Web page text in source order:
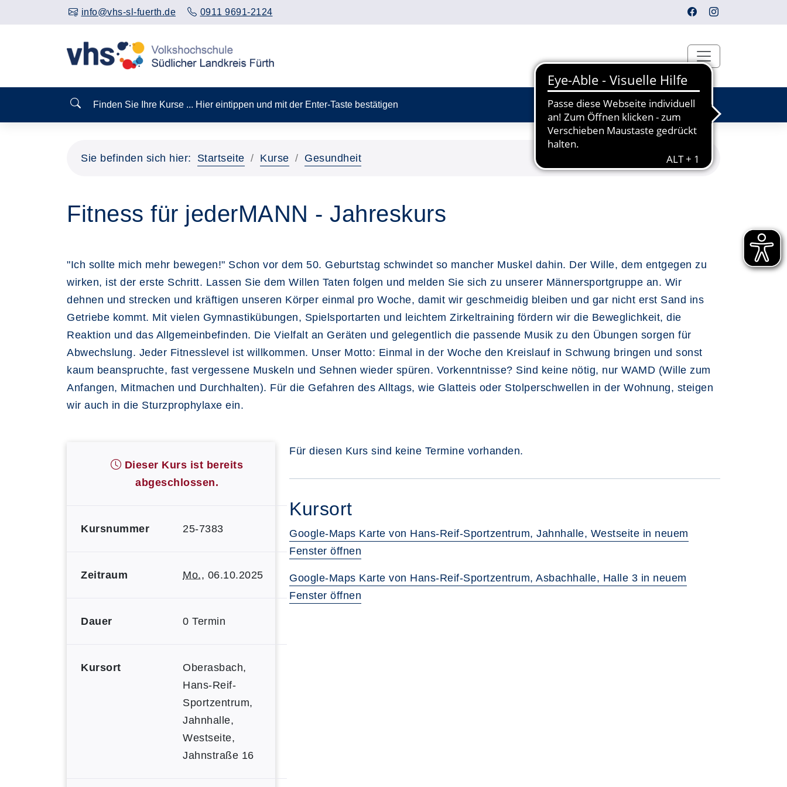
info@vhs-sl-fuerth.de 0911 9691-2124
Finden Sie Ihre Kurse ... Hier eintippen und mit der Enter-Taste bestätigen
Sie befinden sich hier: Startseite Kurse Gesundheit
Fitness für jederMANN - Jahreskurs
"Ich sollte mich mehr bewegen!" Schon vor dem 50. Geburtstag schwindet so mancher Muskel dahin. Der Wille, dem entgegen zu
wirken, ist der erste Schritt. Lassen Sie dem Willen Taten folgen und melden Sie sich zu unserer Männersportgruppe an. Wir
dehnen und strecken und kräftigen unseren Körper einmal pro Woche, damit wir geschmeidig bleiben und gar nicht erst Sand ins
Getriebe kommt. Mit vielen Gymnastikübungen, Spielsportarten und leichtem Zirkeltraining fördern wir die Beweglichkeit, die
Reaktion und das Allgemeinbefinden. Die Vielfalt an Geräten und gelegentlich die passende Musik zu den Übungen sorgen für
Abwechslung. Jeder Fitnesslevel ist willkommen. Unser Motto: Einmal in der Woche den Kreislauf in Schwung bringen und sonst
kaum beanspruchte, fast vergessene Muskeln und Sehnen wieder spüren. Vorkenntnisse? Sind keine nötig, nur WAMD (Wille zum
Anfangen, Mitmachen und Durchhalten). Für die Gefahren des Alltags, wie Glatteis oder Stolperschwellen in der Wohnung, steigen
wir auch in die Sturzprophylaxe ein.
Dieser Kurs ist bereits
abgeschlossen.
Kursnummer 25-7383
Zeitraum Mo., 06.10.2025
Dauer 0 Termin
Kursort
Oberasbach,
Hans-Reif-
Sportzentrum,
Jahnhalle,
Westseite,
Jahnstraße 16
Für diesen Kurs sind keine Termine vorhanden.
Kursort
Google-Maps Karte von Hans-Reif-Sportzentrum, Jahnhalle, Westseite in neuem
Fenster öffnen
Google-Maps Karte von Hans-Reif-Sportzentrum, Asbachhalle, Halle 3 in neuem
Fenster öffnen